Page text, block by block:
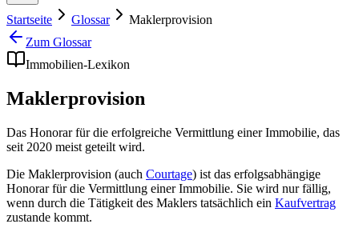
Startseite Glossar
Maklerprovision
Zum Glossar
Immobilien-Lexikon
Maklerprovision
Das Honorar für die erfolgreiche Vermittlung einer Immobilie, das
seit 2020 meist geteilt wird.
Die Maklerprovision (auch Courtage) ist das erfolgsabhängige
Honorar für die Vermittlung einer Immobilie. Sie wird nur fällig,
wenn durch die Tätigkeit des Maklers tatsächlich ein Kaufvertrag
zustande kommt.